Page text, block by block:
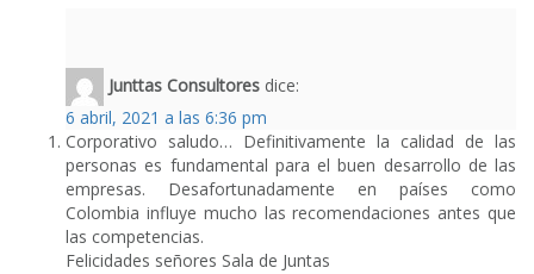
Junttas Consultores dice:
6 abril, 2021 a las 6:36 pm
Corporativo saludo… Definitivamente la calidad de las
personas es fundamental para el buen desarrollo de las
empresas. Desafortunadamente en países como
Colombia influye mucho las recomendaciones antes que
las competencias.
Felicidades señores Sala de Juntas